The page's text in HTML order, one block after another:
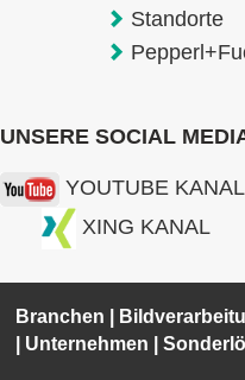
Standorte
UNSERE SOCIAL
YOUTUBE KANAL
XING KANAL
Branchen
Unternehmen |